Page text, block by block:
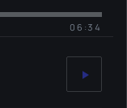
06:34